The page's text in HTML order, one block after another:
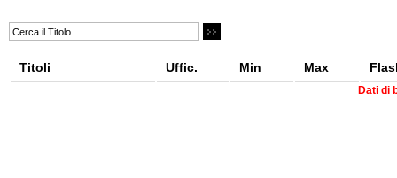
Titoli Uffic. Min Max
Dati di